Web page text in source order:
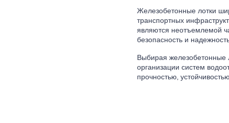
Железобетонные лотки
транспортных
являются неотъемлемой
безопасность и
Выбирая железобетонные
организации систем
прочностью,